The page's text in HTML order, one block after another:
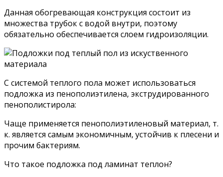
Данная обогревающая конструкция состоит из
множества трубок с водой внутри, поэтому
обязательно обеспечивается слоем гидроизоляции.
С системой теплого пола может использоваться
подложка из пенополиэтилена, экструдированного
пенополистирола:
Чаще применяется пенополиэтиленовый материал, т.
к. является самым экономичным, устойчив к плесени и
прочим бактериям.
Что такое подложка под ламинат теплон?